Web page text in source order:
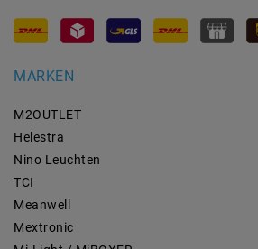
MARKEN
M2OUTLET
Helestra
Nino Leuchten
TCI
Meanwell
Mextronic